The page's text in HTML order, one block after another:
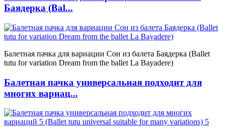
Баядерка (Bal...
Балетная пачка для вариации Сон из балета Баядерка (Ballet
tutu for variation Dream from the ballet La Bayadere)
Балетная пачка универсальная подходит для
многих вариац...